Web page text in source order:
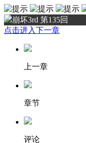
崩坏3rd 第135回
点击进入下一章
上一章
章节
评论